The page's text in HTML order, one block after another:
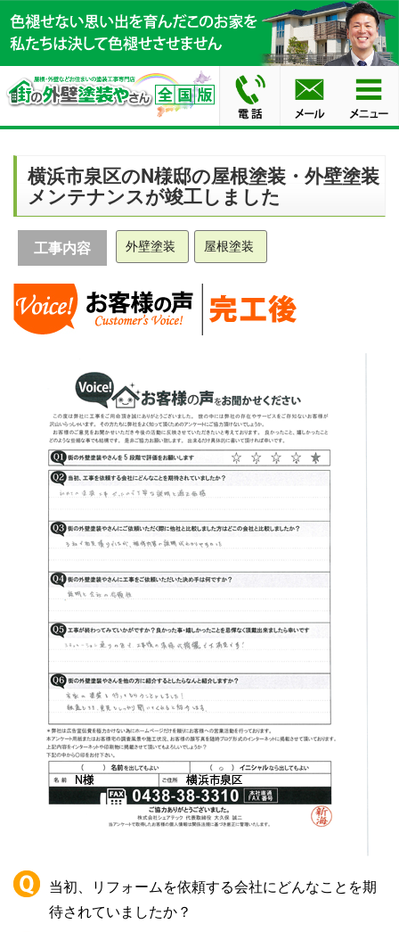
横浜市泉区のN様邸の屋根塗装・外壁塗装
メンテナンスが竣工しました
工事内容 外壁塗装 屋根塗装
当初、リフォームを依頼する会社にどんなことを期
待されていましたか？